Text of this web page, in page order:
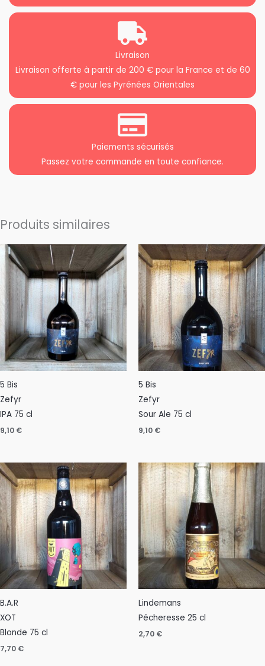
Livraison
Livraison offerte à partir de 200 € pour la France et de 60
€ pour les Pyrénées Orientales
Paiements sécurisés
Passez votre commande en toute confiance.
Produits similaires
5 Bis
Zefyr
IPA 75 cl
9,10 €
5 Bis
Zefyr
Sour Ale 75 cl
9,10 €
B.A.R
XOT
Blonde 75 cl
7,70 €
Lindemans
Pécheresse 25 cl
2,70 €